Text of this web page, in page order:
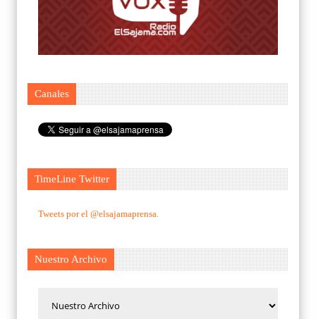
Canales
TimeLine Twitter
Tweets por el @elsajamaprensa.
Nuestro Archivo